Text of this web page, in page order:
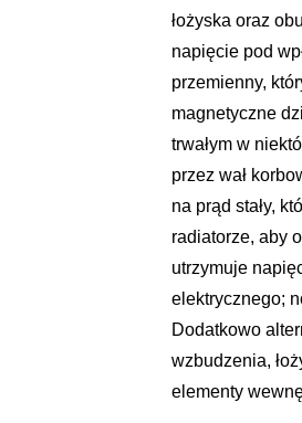
łożyska oraz
napięcie pod
przemienny,
magnetyczne
trwałym w
przez wał
na prąd stały,
radiatorze, aby
utrzymuje
elektrycznego;
Dodatkowo
wzbudzenia,
elementy